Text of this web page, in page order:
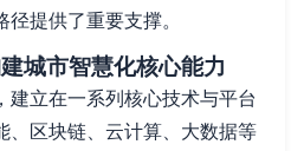
提供了重要支撑。
城市智慧化核心能力
建立在一系列核心技术与平台
、区块链、云计算、大数据等